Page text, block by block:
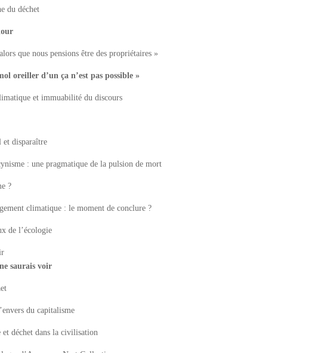
du déchet
que nous pensions être des propriétaires »
oreiller d’un ça n’est pas possible »
et immuabilité du discours
et disparaître
: une pragmatique de la pulsion de mort
?
climatique : le moment de conclure ?
de l’écologie
saurais voir
du capitalisme
déchet dans la civilisation